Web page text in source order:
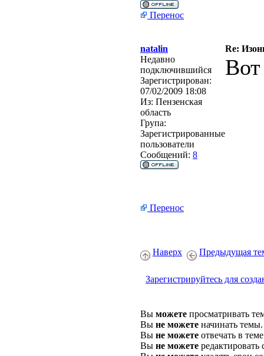
Перенос
natalin
Re:
Недавно
подключившийся
Зарегистрирован:
07/02/2009 18:08
Из: Пензенская
область
Група:
Зарегистрированные
пользователи
Сообщений: 8
Вот
Перенос
Наверх Предыдущая
Зарегистрируйтесь для
Вы можете просматривать
Вы не можете начинать темы.
Вы не можете отвечать в
Вы не можете